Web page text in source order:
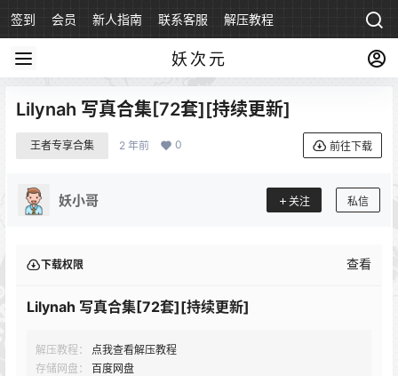
签到 会员 新人指南 联系客服 解压教程
妖次元
Lilynah 写真合集[72套][持续更新]
王者专享合集 2 年前 0 前往下载
妖小哥 关注 私信
下载权限 查看
Lilynah 写真合集[72套][持续更新]
解压教程：
点我查看解压教程
存储网盘：
百度网盘